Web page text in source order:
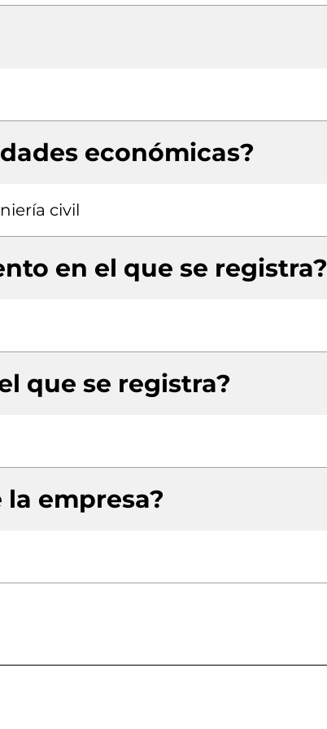
económicas?
civil
en el que se registra?
que se registra?
la empresa?